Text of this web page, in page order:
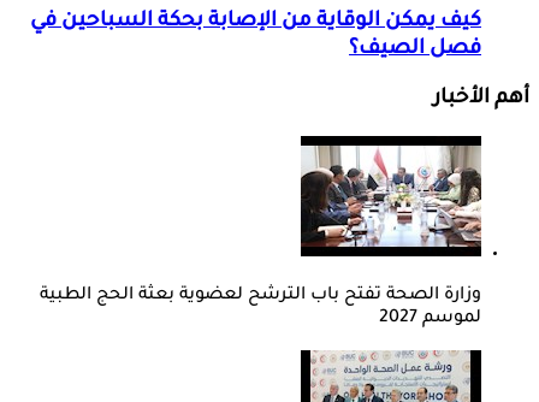
كيف يمكن الوقاية من الإصابة بحكة السباحين في
فصل الصيف؟
أهم الأخبار
وزارة الصحة تفتح باب الترشح لعضوية بعثة الحج الطبية
لموسم 2027